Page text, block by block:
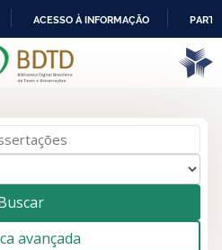
IR
PARA
ACESSO À INFORMAÇÃO
avançada